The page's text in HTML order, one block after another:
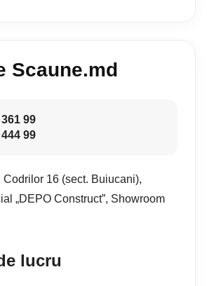
Scaune.md
99
99
Codrilor 16 (sect. Buiucani),
„DEPO Construct”, Showroom
lucru